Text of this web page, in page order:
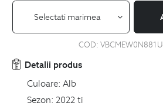
Selectati marimea
COD:
Detalii produs
Culoare: Alb
Sezon: 2022 ti